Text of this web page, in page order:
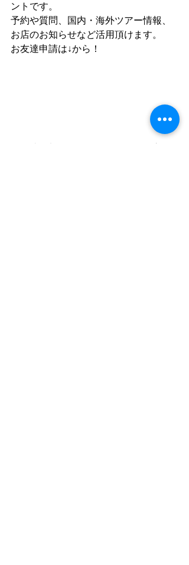
ントです。
予約や質問、国内・海外ツアー情報、
お店のお知らせなど活用頂けます。
お友達申請は↓から！